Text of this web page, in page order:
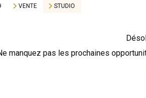
VENTE STUDIO
manquez pas les prochaines